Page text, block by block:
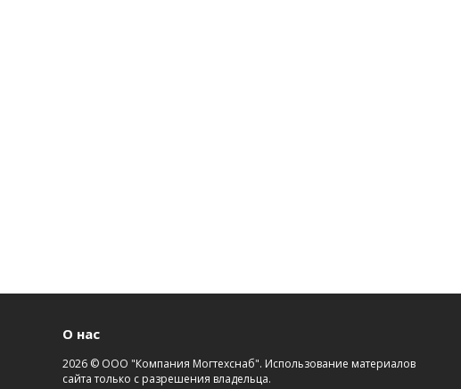
О нас
2026 © ООО "Компания Могтехснаб". Использование материалов
сайта только с разрешения владельца.